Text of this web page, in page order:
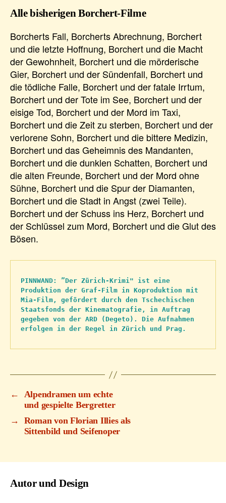
Alle bisherigen Borchert-Filme
Borcherts Fall, Borcherts Abrechnung, Borchert
und die letzte Hoffnung, Borchert und die Macht
der Gewohnheit, Borchert und die mörderische
Gier, Borchert und der Sündenfall, Borchert und
die tödliche Falle, Borchert und der fatale Irrtum,
Borchert und der Tote im See, Borchert und der
eisige Tod, Borchert und der Mord im Taxi,
Borchert und die Zeit zu sterben, Borchert und der
verlorene Sohn, Borchert und die bittere Medizin,
Borchert und das Geheimnis des Mandanten,
Borchert und die dunklen Schatten, Borchert und
die alten Freunde, Borchert und der Mord ohne
Sühne, Borchert und die Spur der Diamanten,
Borchert und die Stadt in Angst (zwei Teile).
Borchert und der Schuss ins Herz, Borchert und
der Schlüssel zum Mord, Borchert und die Glut des
Bösen.
PINNWAND: ”Der Zürich-Krimi" ist eine
Produktion der Graf-Film in Koproduktion mit
Mia-Film, gefördert durch den Tschechischen
Staatsfonds der Kinematografie, in Auftrag
gegeben von der ARD (Degeto). Die Aufnahmen
erfolgen in der Regel in Zürich und Prag.
←
Alpendramen um echte
und gespielte Bergretter
→
Roman von Florian Illies als
Sittenbild und Seifenoper
Autor und Design